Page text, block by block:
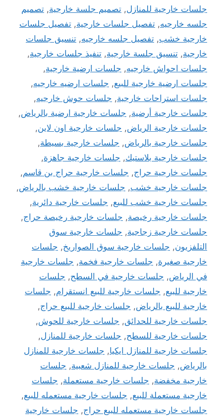
جلسات خارجية للمنازل, تصميم جلسة خارجية, تصميم
جلسه خارجيه, تفصيل جلسات خارجية, تفصيل جلسات
خارجية خشب, تفصيل جلسه خارجيه, تنسيق جلسات
خارجية, تنسيق جلسة خارجية, تنفيذ جلسات خارجية,
جلسات احواش خارجيه, جلسات ارضية خارجية,
جلسات ارضية خارجية للبيع, جلسات ارضيه خارجيه,
جلسات استراحات خارجية, جلسات حوش خارجيه,
جلسات خارجية أرضية, جلسات خارجية ارضية بالرياض,
جلسات خارجية الرياض, جلسات خارجية اون لاين,
جلسات خارجية بالرياض, جلسات خارجية بسيطة,
جلسات خارجية بلاستيك, جلسات خارجية جاهزة,
جلسات خارجية حراج, جلسات خارجية حراج بن قاسم,
جلسات خارجية خشب, جلسات خارجية خشب بالرياض,
جلسات خارجية خشب للبيع, جلسات خارجية دائرية,
جلسات خارجية رخيصة, جلسات خارجية رخيصة حراج,
جلسات خارجية زجاجية, جلسات خارجية سوق
التلفزيون, جلسات خارجية سوق الصواريخ, جلسات
خارجية صغيرة, جلسات خارجية فخمة, جلسات خارجية
في الرياض, جلسات خارجية في السطح, جلسات
خارجية للبيع, جلسات خارجية للبيع انستقرام, جلسات
خارجية للبيع بالرياض, جلسات خارجية للبيع حراج,
جلسات خارجية للحدائق, جلسات خارجية للحوش,
جلسات خارجية للسطح, جلسات خارجية للمنازل,
جلسات خارجية للمنازل ايكيا, جلسات خارجية للمنازل
بالرياض, جلسات خارجية للمنازل شعبية, جلسات
خارجية مخفضة, جلسات خارجية مستعملة, جلسات
خارجية مستعملة للبيع, جلسات خارجية مستعمله للبيع,
جلسات خارجية مستعمله للبيع حراج, جلسات خارجية